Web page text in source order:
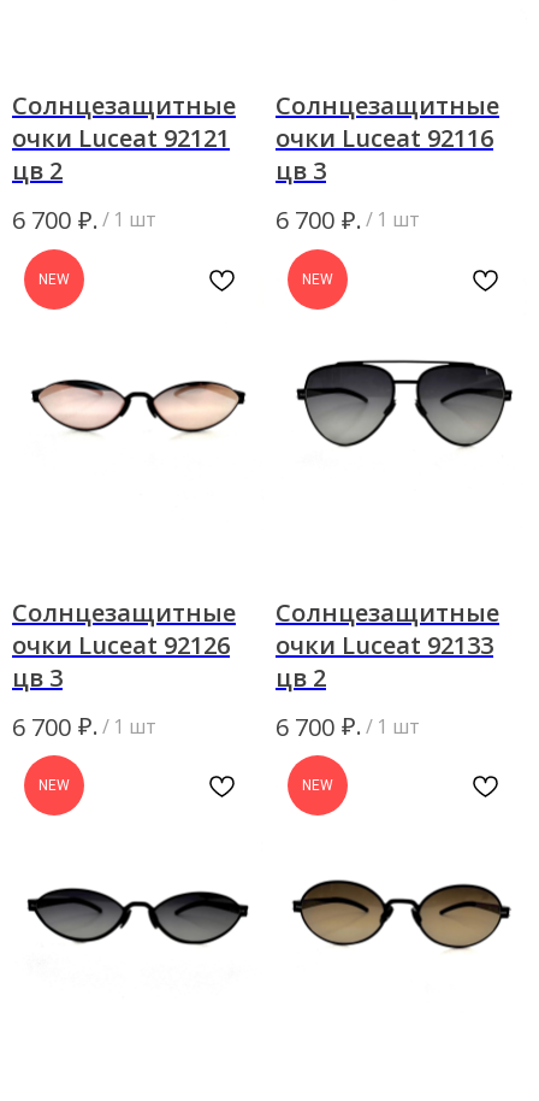
Солнцезащитные
очки Luceat 92121
цв 2
6 700 ₽. / 1 шт
Солнцезащитные
очки Luceat 92116
цв 3
6 700 ₽. / 1 шт
NEW
Солнцезащитные
очки Luceat 92126
цв 3
6 700 ₽. / 1 шт
NEW
Солнцезащитные
очки Luceat 92133
цв 2
6 700 ₽. / 1 шт
NEW NEW